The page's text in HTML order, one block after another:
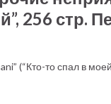
256 стр.
(“Кто-то спал в